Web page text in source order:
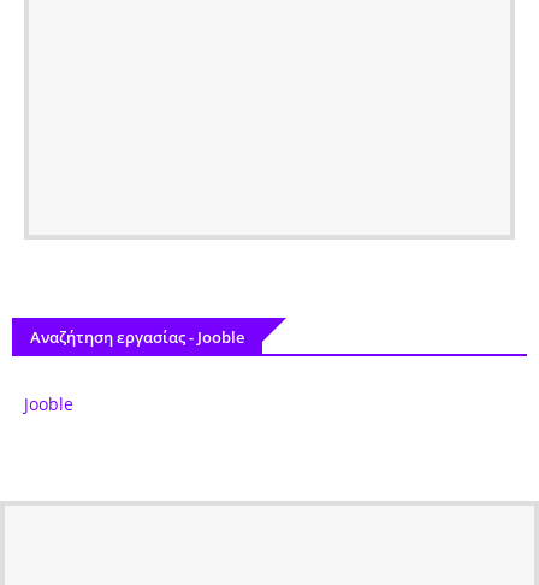
Αναζήτηση εργασίας - Jooble
Jooble